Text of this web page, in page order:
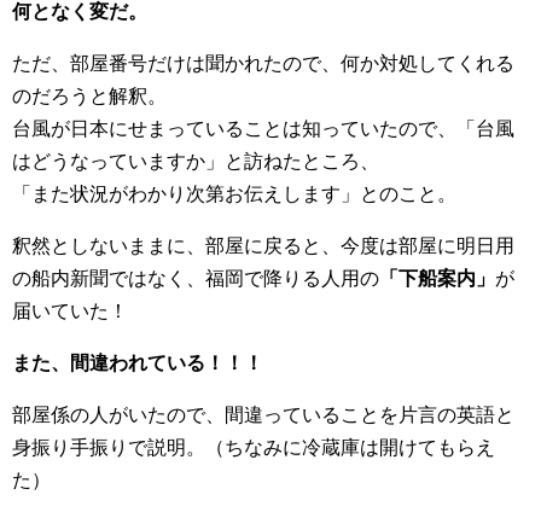
何となく変だ。
ただ、部屋番号だけは聞かれたので、何か対処してくれる
のだろうと解釈。
台風が日本にせまっていることは知っていたので、「台風
はどうなっていますか」と訪ねたところ、
「また状況がわかり次第お伝えします」とのこと。
釈然としないままに、部屋に戻ると、今度は部屋に明日用
の船内新聞ではなく、福岡で降りる人用の 「下船案内」 が
届いていた！
また、間違われている！！！
部屋係の人がいたので、間違っていることを片言の英語と
身振り手振りで説明。（ちなみに冷蔵庫は開けてもらえ
た）